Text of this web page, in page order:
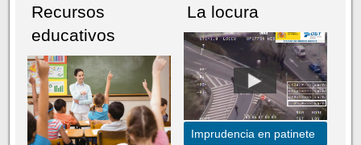
Recursos
educativos
La locura
Imprudencia en patinete